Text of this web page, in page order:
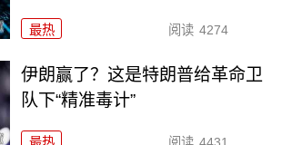
最热 阅读 4274
伊朗赢了？这是特朗普给革命卫
队下“精准毒计”